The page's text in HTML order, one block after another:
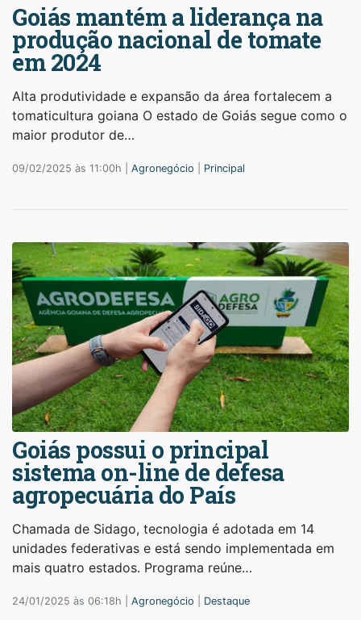
Goiás mantém a liderança na
produção nacional de tomate
em 2024
Alta produtividade e expansão da área fortalecem a
tomaticultura goiana O estado de Goiás segue como o
maior produtor de…
09/02/2025 às 11:00h | Agronegócio Principal
Goiás possui o principal
sistema on-line de defesa
agropecuária do País
Chamada de Sidago, tecnologia é adotada em 14
unidades federativas e está sendo implementada em
mais quatro estados. Programa reúne…
24/01/2025 às 06:18h | Agronegócio Destaque